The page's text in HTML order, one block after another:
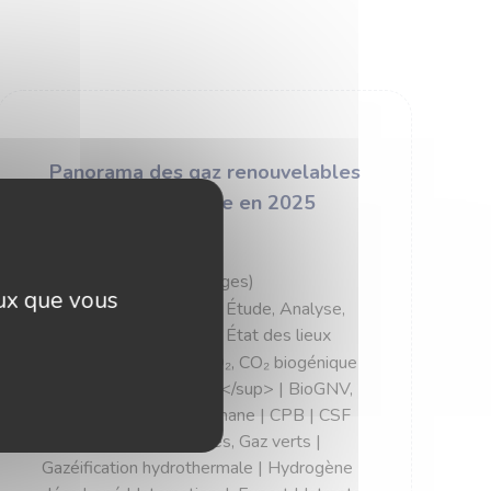
Panorama des gaz renouvelables
et bas carbone en 2025
PDF (68 pages)
• Type de ressource : Étude, Analyse,
Rapport | Observatoire, État des lieux
BioCO₂, CO₂ biogénique
| Biogaz Vallée<sup>®</sup> | BioGNV,
Mobilité, GNV | Biométhane | CPB | CSF
NSE | Gaz renouvelables, Gaz verts |
Gazéification hydrothermale | Hydrogène
que vous